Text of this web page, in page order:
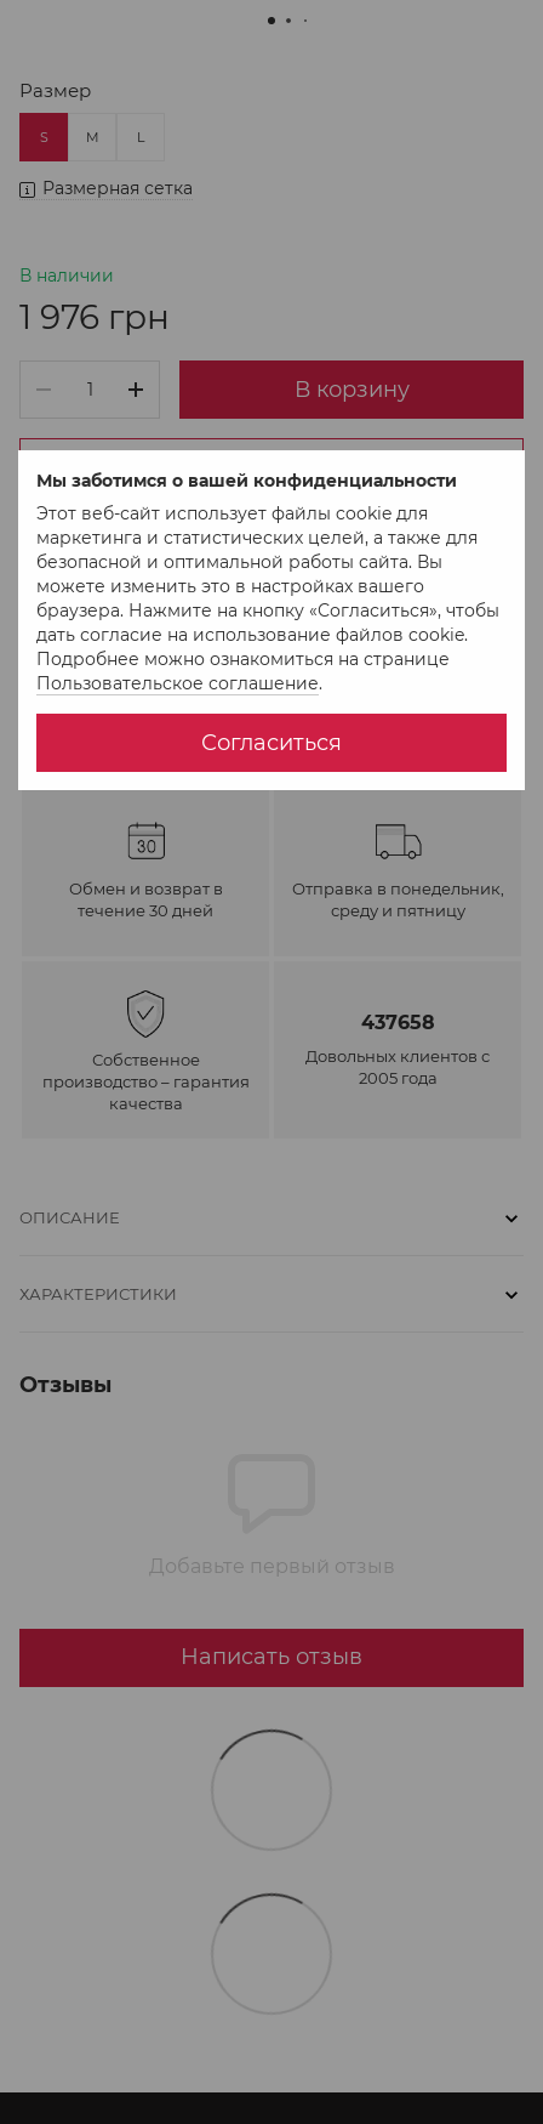
Мы заботимся о вашей конфиденциальности
Этот веб-сайт использует файлы cookie для
маркетинга и статистических целей, а также для
безопасной и оптимальной работы сайта. Вы
можете изменить это в настройках вашего
браузера. Нажмите на кнопку «Согласиться», чтобы
дать согласие на использование файлов cookie.
Подробнее можно ознакомиться на странице
Пользовательское соглашение.
Согласиться
Размер
S M L
Размерная сетка
В наличии
1 976 грн
В корзину
В избранное К сравнению
Обмен и возврат в
течение 30 дней
Отправка в понедельник,
среду и пятницу
Собственное
производство – гарантия
качества
437658
Довольных клиентов с
2005 года
ОПИСАНИЕ
ХАРАКТЕРИСТИКИ
Отзывы
Добавьте первый отзыв
Написать отзыв